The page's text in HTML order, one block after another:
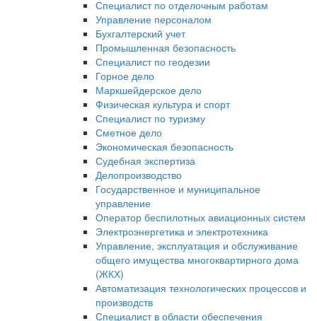
Специалист по отделочным работам
Управление персоналом
Бухгалтерский учет
Промышленная безопасность
Специалист по геодезии
Горное дело
Маркшейдерское дело
Физическая культура и спорт
Специалист по туризму
Сметное дело
Экономическая безопасность
Судебная экспертиза
Делопроизводство
Государственное и муниципальное
управление
Оператор беспилотных авиационных систем
Электроэнергетика и электротехника
Управление, эксплуатация и обслуживание
общего имущества многоквартирного дома
(ЖКХ)
Автоматизация технологических процессов и
производств
Специалист в области обеспечения